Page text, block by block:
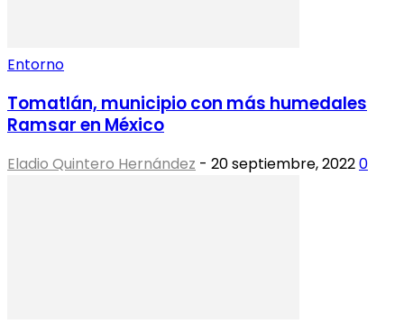
Entorno
Tomatlán, municipio con más humedales
Ramsar en México
Eladio Quintero Hernández - 20 septiembre, 20220